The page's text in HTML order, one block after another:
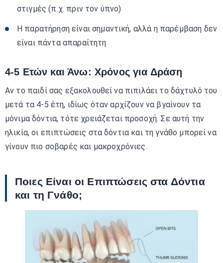
στιγμές (π.χ. πριν τον ύπνο)
Η παρατήρηση είναι σημαντική, αλλά η παρέμβαση δεν
είναι πάντα απαραίτητη
4-5 Ετών και Άνω: Χρόνος για Δράση
Αν το παιδί σας εξακολουθεί να πιπιλάει το δάχτυλό του
μετά τα 4-5 έτη, ιδίως όταν αρχίζουν να βγαίνουν τα
μόνιμα δόντια, τότε χρειάζεται προσοχή. Σε αυτή την
ηλικία, οι επιπτώσεις στα δόντια και τη γνάθο μπορεί να
γίνουν πιο σοβαρές και μακροχρόνιες.
Ποιες Είναι οι Επιπτώσεις στα Δόντια
και τη Γνάθο;